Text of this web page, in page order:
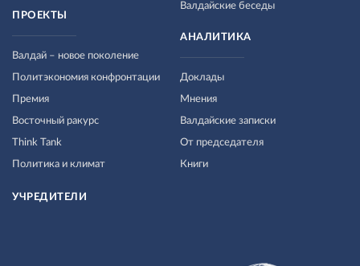
Валдайские беседы
ПРОЕКТЫ
Валдай – новое поколение
Политэкономия конфронтации
Премия
Восточный ракурс
Think Tank
Политика и климат
АНАЛИТИКА
Доклады
Мнения
Валдайские записки
От председателя
Книги
УЧРЕДИТЕЛИ